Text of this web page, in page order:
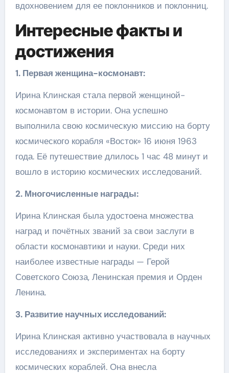
вдохновением для ее поклонников и поклонниц.
Интересные факты и
достижения
1. Первая женщина-космонавт:
Ирина Клинская стала первой женщиной-
космонавтом в истории. Она успешно
выполнила свою космическую миссию на борту
космического корабля «Восток» 16 июня 1963
года. Её путешествие длилось 1 час 48 минут и
вошло в историю космических исследований.
2. Многочисленные награды:
Ирина Клинская была удостоена множества
наград и почётных званий за свои заслуги в
области космонавтики и науки. Среди них
наиболее известные награды — Герой
Советского Союза, Ленинская премия и Орден
Ленина.
3. Развитие научных исследований:
Ирина Клинская активно участвовала в научных
исследованиях и экспериментах на борту
космических кораблей. Она внесла